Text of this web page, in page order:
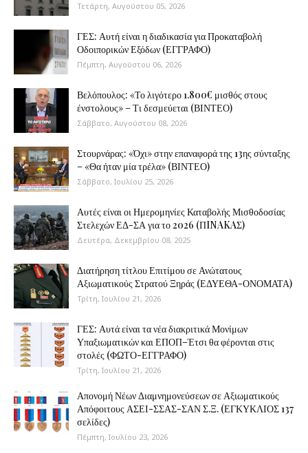
Τετάρτη, Αυγούστου 05, 2026
ΓΕΣ: Αυτή είναι η διαδικασία για Προκαταβολή
Οδοιπορικών Εξόδων (ΕΓΓΡΑΦΟ)
Πέμπτη, Αυγούστου 06, 2026
Βελόπουλος: «Το λιγότερο 1.800€ μισθός στους
ένστολους» – Τι δεσμεύεται (ΒΙΝΤΕΟ)
Σάββατο, Αυγούστου 08, 2026
Στουρνάρας: «Όχι» στην επαναφορά της 13ης σύνταξης
– «Θα ήταν μία τρέλα» (ΒΙΝΤΕΟ)
Σάββατο, Ιουλίου 25, 2026
Αυτές είναι οι Ημερομηνίες Καταβολής Μισθοδοσίας
Στελεχών ΕΔ-ΣΑ για το 2026 (ΠINAKAΣ)
Δευτέρα, Δεκεμβρίου 08, 2025
Διατήρηση τίτλου Επιτίμου σε Ανώτατους
Αξιωματικούς Στρατού Ξηράς (ΕΔΥΕΘΑ-ΟΝΟΜΑΤΑ)
Τρίτη, Ιουλίου 21, 2026
ΓΕΣ: Αυτά είναι τα νέα διακριτικά Μονίμων
Υπαξιωματικών και ΕΠΟΠ–Έτσι θα φέρονται στις
στολές (ΦΩΤΟ-ΕΓΓΡΑΦΟ)
Τρίτη, Ιουλίου 21, 2026
Απονομή Νέων Διαμνημονεύσεων σε Αξιωματικούς
Απόφοιτους ΑΣΕΙ-ΣΣΑΣ-ΣΑΝ Σ.Ξ. (ΕΓΚΥΚΛΙΟΣ 137
σελίδες)
Πέμπτη, Ιουλίου 23, 2026